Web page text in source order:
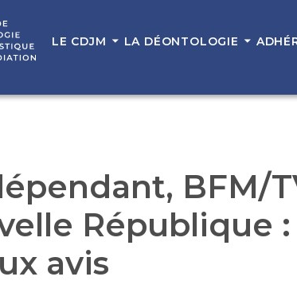
LE CDJM LA DÉONTOLOGIE
BFM/
République
avis